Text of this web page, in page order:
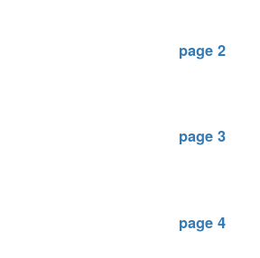
page 2
page 3
page 4